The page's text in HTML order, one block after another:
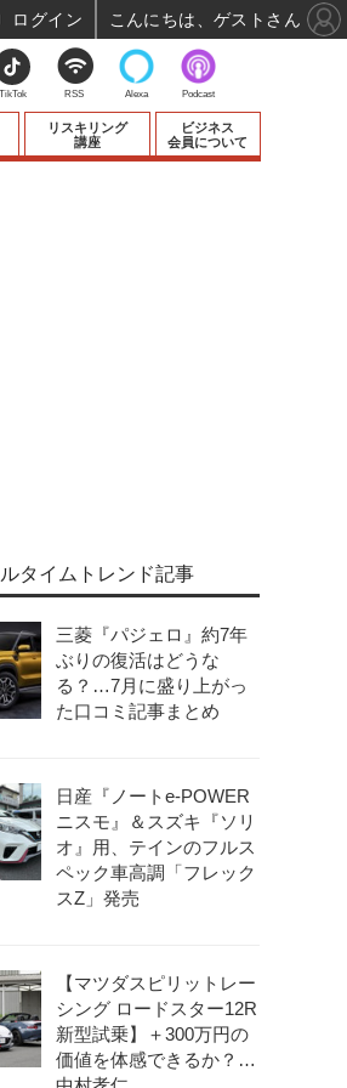
リスキリング
講座
ビジネス
会員について
タイムトレンド記事
三菱『パジェロ』約7年
ぶりの復活はどうな
る？…7月に盛り上がっ
た口コミ記事まとめ
日産『ノートe-POWER
ニスモ』＆スズキ『ソリ
オ』用、テインのフルス
ペック車高調「フレック
スZ」発売
【マツダスピリットレー
シング ロードスター12R
新型試乗】＋300万円の
価値を体感できるか？…
TikTok RSS Alexa Podcast
ログイン こんにちは、ゲストさん